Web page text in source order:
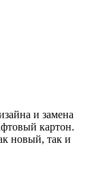
и замена
картон.
новый, так и